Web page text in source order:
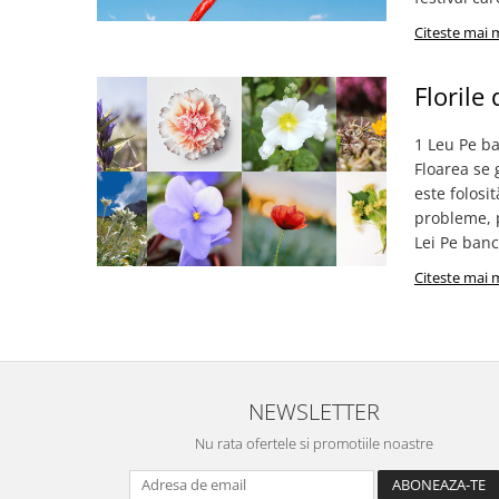
Colecția Păcălici
TOATE JOCURILE
Citeste mai
Florile
1 Leu Pe
Floarea se
este
probleme,
Lei Pe
Citeste mai
NEWSLETTER
Nu rata ofertele si promotiile noastre